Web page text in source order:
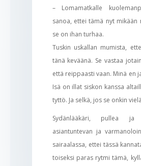
– Lomamatkalle
sanoa, ettei tämä nyt mikään
se on ihan turhaa.
Tuskin uskallan mumista,
tänä keväänä. Se vastaa
että reippaasti vaan. Minä en
Isä on illat siskon kanssa
tyttö. Ja selkä, jos se onkin
Sydänlääkäri, pullea ja
asiantuntevan ja
sairaalassa, ettei tässä
toiseksi paras rytmi tämä,